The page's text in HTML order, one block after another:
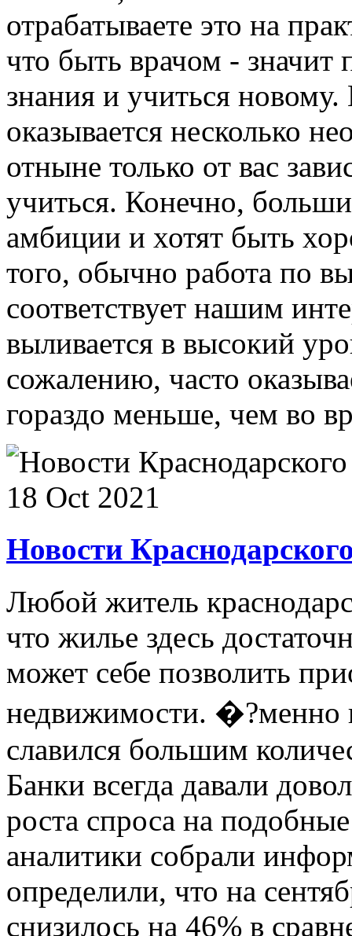
отрабатываете это на
что быть врачом - значит
знания и учиться
оказывается несколько
отныне только от вас
учиться. Конечно,
амбиции и хотят быть
того, обычно работа по
соответствует нашим
выливается в высокий
сожалению, часто
гораздо меньше, чем во
18 Oct 2021
Новости
Любой житель
что жилье здесь
может себе позволить
недвижимости. �?менно
славился большим
Банки всегда давали
роста спроса на
аналитики собрали
определили, что на
снизилось на 46% в